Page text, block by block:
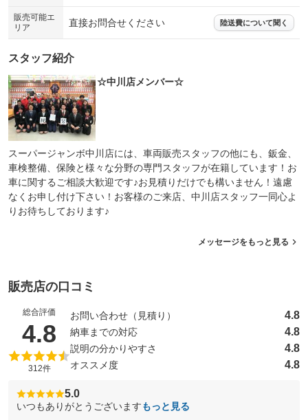
販売可能エ
リア
直接お問合せください 陸送費について聞く
スタッフ紹介
☆中川店メンバー☆
スーパージャンボ中川店には、車両販売スタッフの他にも、鈑金、
車検整備、保険と様々な分野の専門スタッフが在籍しています！お
車に関するご相談大歓迎です♪お見積りだけでも構いません！遠慮
なくお申し付け下さい！お客様のご来店、中川店スタッフ一同心よ
りお待ちしております♪
メッセージをもっと見る
販売店の口コミ
総合評価
4.8 （5点満点中）
312件
お問い合わせ（見積り） 4.8
納車までの対応 4.8
説明の分かりやすさ 4.8
オススメ度 4.8
5.0
いつもありがとうございますもっと見る